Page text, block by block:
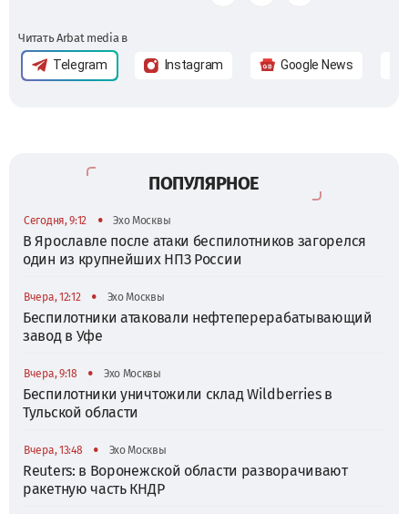
Читать Arbat media в
Telegram Instagram Google News
ПОПУЛЯРНОЕ
Сегодня, 9:12 • Эхо Москвы
В Ярославле после атаки беспилотников загорелся
один из крупнейших НПЗ России
Вчера, 12:12 • Эхо Москвы
Беспилотники атаковали нефтеперерабатывающий
завод в Уфе
Вчера, 9:18 • Эхо Москвы
Беспилотники уничтожили склад Wildberries в
Тульской области
Вчера, 13:48 • Эхо Москвы
Reuters: в Воронежской области разворачивают
ракетную часть КНДР